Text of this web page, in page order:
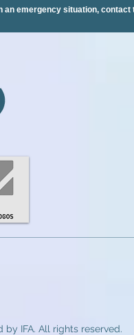
in
an emergency situation,
by IFA. All rights reserved.